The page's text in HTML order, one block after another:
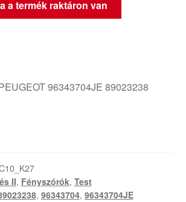
a termék raktáron van
96343704JE 89023238
II, Fényszórók, Test
, 96343704, 96343704JE